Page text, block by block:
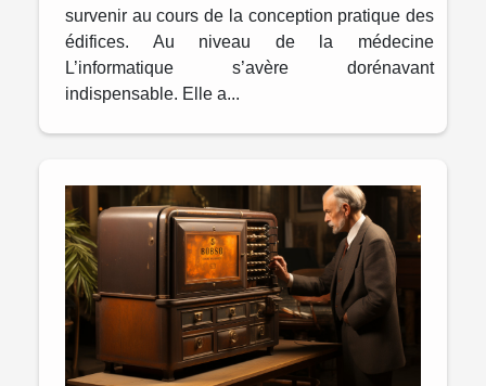
survenir au cours de la conception pratique des
édifices. Au niveau de la médecine
L’informatique s’avère dorénavant
indispensable. Elle a...